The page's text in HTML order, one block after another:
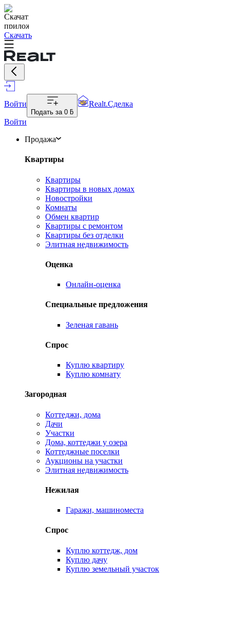
Скачать
Войти
Подать за 0 ƃ
Realt.Сделка
Войти
Продажа
Квартиры
Квартиры
Квартиры в новых домах
Новостройки
Комнаты
Обмен квартир
Квартиры с ремонтом
Квартиры без отделки
Элитная недвижимость
Оценка
Онлайн-оценка
Специальные предложения
Зеленая гавань
Спрос
Куплю квартиру
Куплю комнату
Загородная
Коттеджи, дома
Дачи
Участки
Дома, коттеджи у озера
Коттеджные поселки
Аукционы на участки
Элитная недвижимость
Нежилая
Гаражи, машиноместа
Спрос
Куплю коттедж, дом
Куплю дачу
Куплю земельный участок